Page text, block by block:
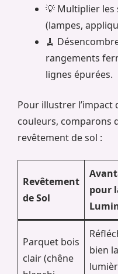
💡 Multiplier les
(lampes,
🧹
rangements
lignes épurées.
Pour illustrer l’impact
couleurs, comparons
revêtement de sol :
Revêtement
de Sol
pour
Parquet bois
clair (chêne
bien la